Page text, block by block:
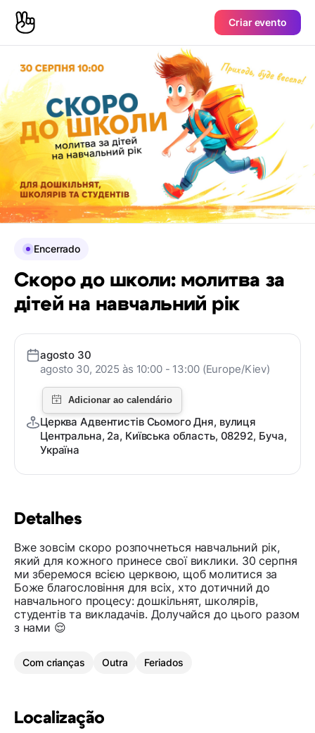
Criar evento
Detalhes
Вже зовсім скоро розпочнеться навчальний рік,
який для кожного принесе свої виклики. 30 серпня
ми зберемося всією церквою, щоб молитися за
Боже благословіння для всіх, хто дотичний до
навчального процесу: дошкільнят, школярів,
студентів та викладачів. Долучайся до цього разом
з нами 😌
Com crianças Outra Feriados
Localização
Encerrado
Скоро до школи: молитва за
дітей на навчальний рік
agosto 30
agosto 30, 2025 às 10:00 - 13:00 (Europe/Kiev)
Церква Адвентистів Сьомого Дня, вулиця
Центральна, 2а, Київська область, 08292, Буча,
Україна